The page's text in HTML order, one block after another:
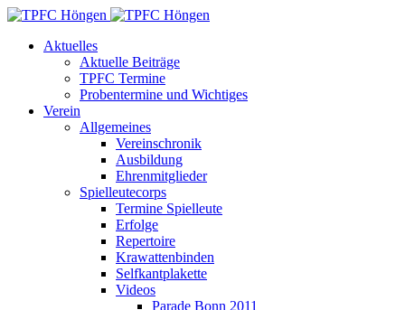
Aktuelles
Aktuelle Beiträge
TPFC Termine
Probentermine und Wichtiges
Verein
Allgemeines
Vereinschronik
Ausbildung
Ehrenmitglieder
Spielleutecorps
Termine Spielleute
Erfolge
Repertoire
Krawattenbinden
Selfkantplakette
Videos
Parade Bonn 2011